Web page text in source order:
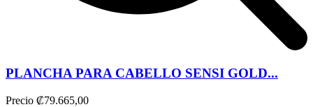
PLANCHA PARA CABELLO SENSI GOLD...
Precio ₡79.665,00